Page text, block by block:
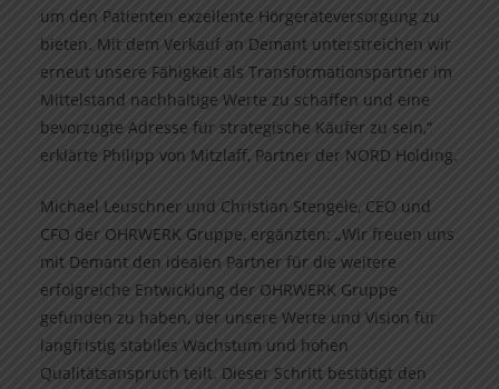
um den Patienten exzellente Hörgeräteversorgung zu
bieten. Mit dem Verkauf an Demant unterstreichen wir
erneut unsere Fähigkeit als Transformationspartner im
Mittelstand nachhaltige Werte zu schaffen und eine
bevorzugte Adresse für strategische Käufer zu sein,“
erklärte Philipp von Mitzlaff, Partner der NORD Holding.
Michael Leuschner und Christian Stengele, CEO und
CFO der OHRWERK Gruppe, ergänzten: „Wir freuen uns
mit Demant den idealen Partner für die weitere
erfolgreiche Entwicklung der OHRWERK Gruppe
gefunden zu haben, der unsere Werte und Vision für
langfristig stabiles Wachstum und hohen
Qualitätsanspruch teilt. Dieser Schritt bestätigt den